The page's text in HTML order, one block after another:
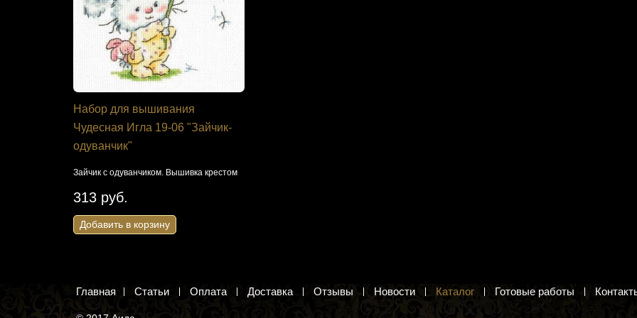
Набор для вышивания
Чудесная Игла 19-06 "Зайчик-
одуванчик"
Зайчик с одуванчиком. Вышивка крестом
313 руб.
Добавить в корзину
Главная Статьи Оплата Доставка Отзывы Новости Каталог Готовые работы